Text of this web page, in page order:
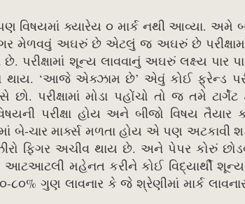
ક્યારેય ૦ માર્ક નથી આવ્યા. અમે બહુ
મેળવવું અઘરું છે એટલું જ અઘરું છે
શૂન્ય લાવવાનું અઘરું લક્ષ્ય પાર
થાય. ‘આજે એક્ઝામ છે’ એવું કોઈ ફ્રેન્ડ
પરીક્ષામાં મોડા પહોંચો તો જ તમે
પરીક્ષા હોય અને બીજો વિષય તૈયાર
બે-ચાર માર્ક્સ મળતા હોય એ પણ અટકાવી
ફિગર અચીવ થાય છે. અને પેપર કોરું
મહેનત કરીને કોઈ વિદ્યાર્થી
ગુણ લાવનાર કે જે શ્રેણીમાં માર્ક